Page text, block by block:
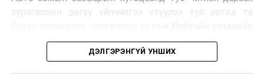
Ийнхүү лаг хатаах, шатаах технологийг лагийн
улсад өргөн ашиглаж байна.
зураглалын дагуу үйлчилгээ үзүүлэх тул иргэд та
бодлогын газраас мэдээллээ.
ДЭЛГЭРЭНГҮЙ УНШИХ